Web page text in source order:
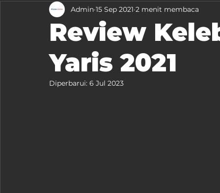
Review
Yaris 2021
Admin 15 Sep 2021 2 menit membaca
Diperbarui: 6 Jul 2023